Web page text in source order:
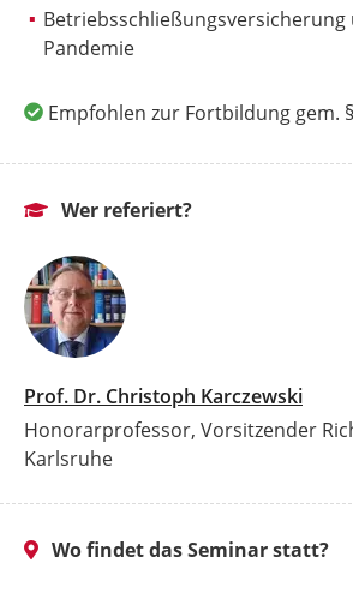
Betriebsschließungsversicherung
Pandemie
Empfohlen zur Fortbildung gem.
Wer referiert?
Prof. Dr. Christoph Karczewski
Honorarprofessor, Vorsitzender
Karlsruhe
Wo findet das Seminar statt?